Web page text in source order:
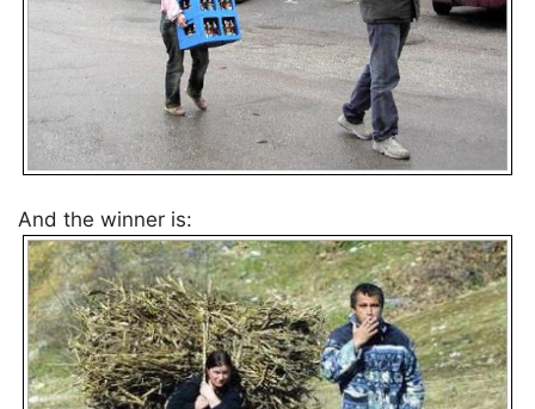
And the winner is: